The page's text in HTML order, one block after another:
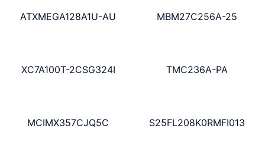
ATXMEGA128A1U-AU MBM27C256A-25
XC7A100T-2CSG324I TMC236A-PA
MCIMX357CJQ5C S25FL208K0RMFI013